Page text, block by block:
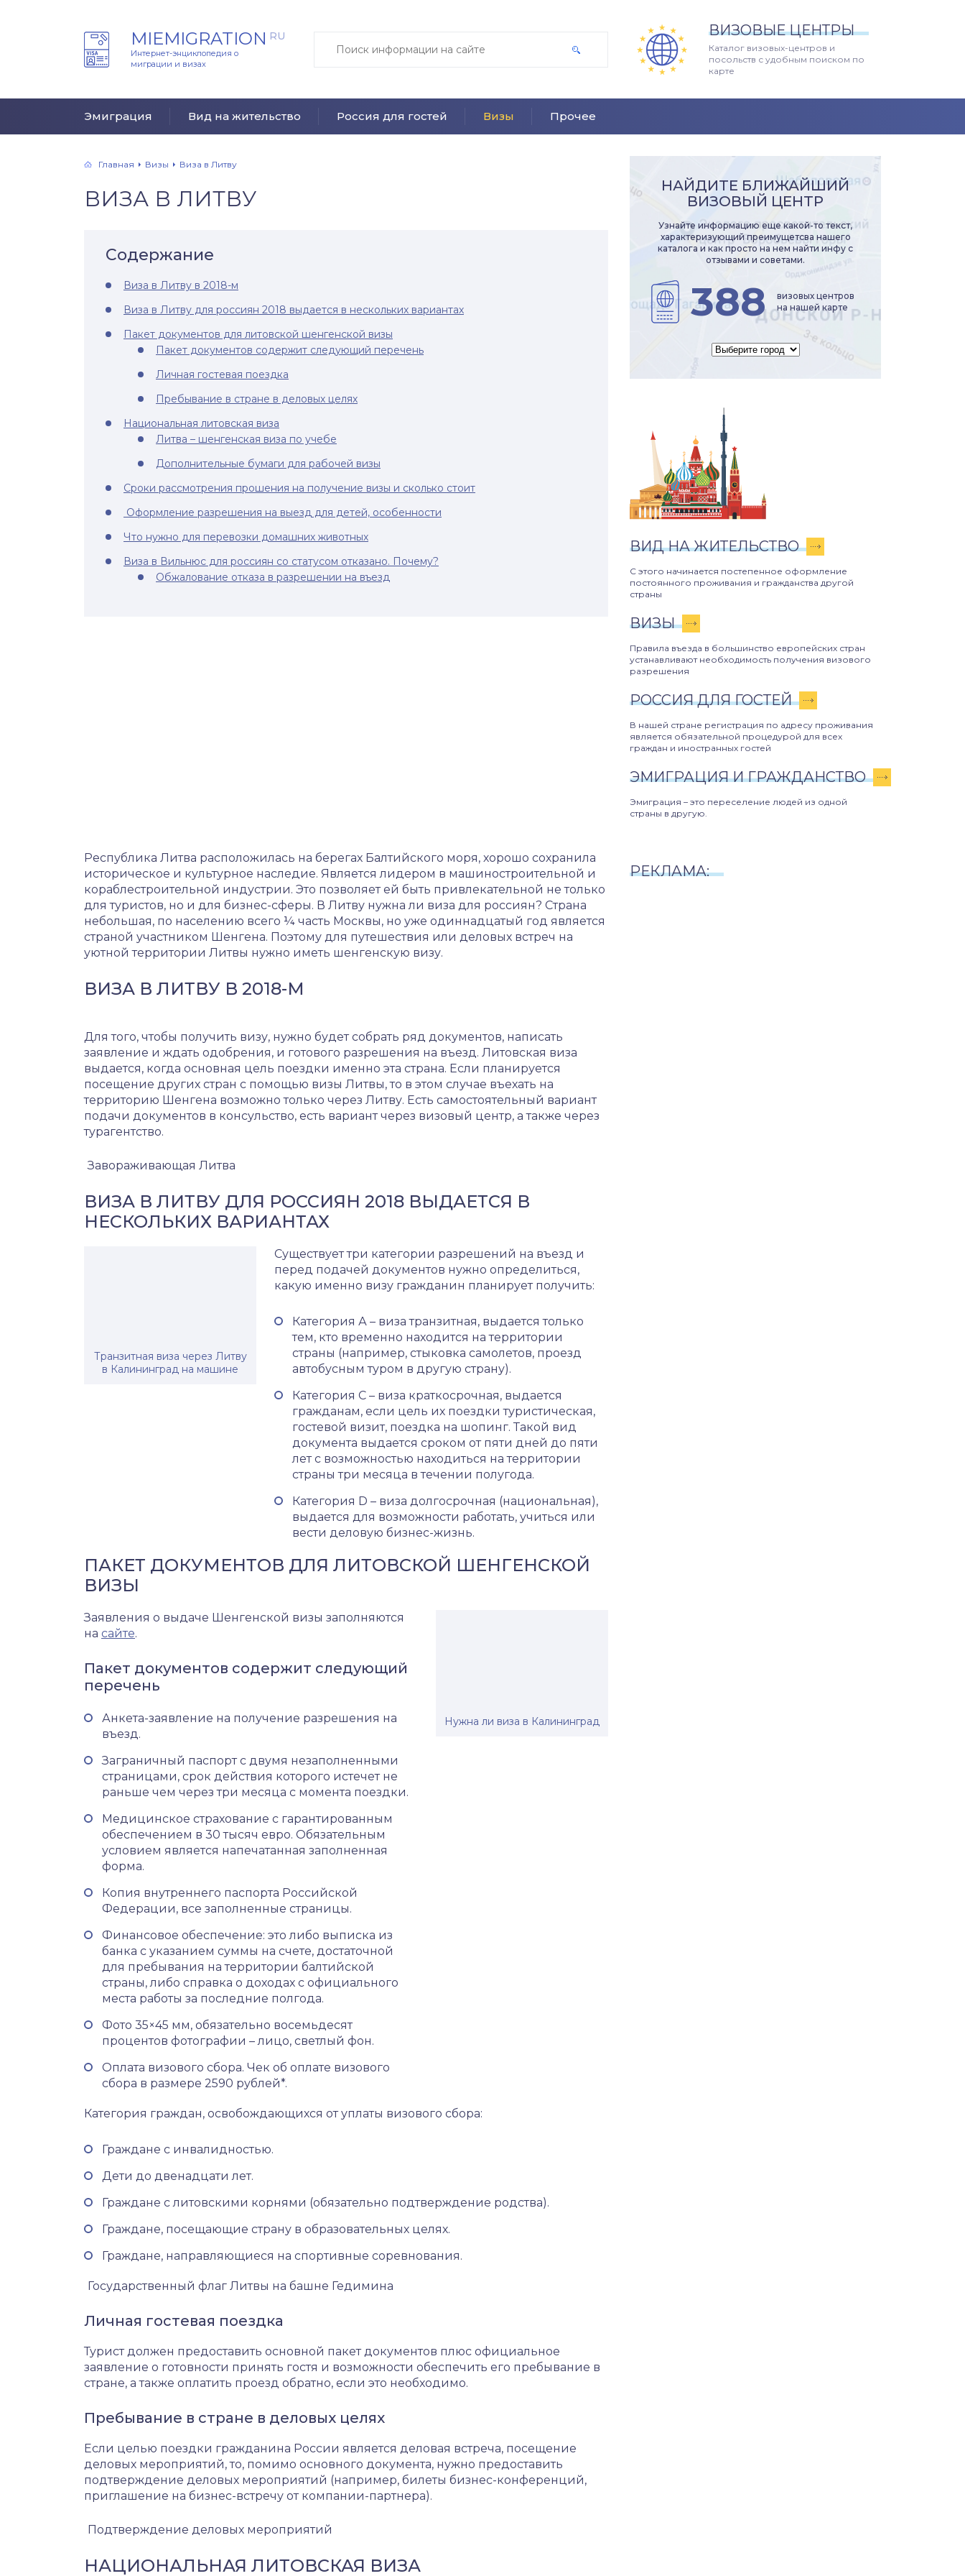
MIEMIGRATION RU
Интернет-энциклопедия о
миграции и визах
ВИЗОВЫЕ ЦЕНТРЫ
Каталог визовых-центров и
посольств с удобным поиском по
карте
Эмиграция Вид на жительство Россия для гостей Визы Прочее
Главная Визы Виза в Литву
ВИЗА В ЛИТВУ
Содержание
Виза в Литву в 2018-м
Виза в Литву для россиян 2018 выдается в нескольких вариантах
Пакет документов для литовской шенгенской визы
Пакет документов содержит следующий перечень
Личная гостевая поездка
Пребывание в стране в деловых целях
Национальная литовская виза
Литва – шенгенская виза по учебе
Дополнительные бумаги для рабочей визы
Сроки рассмотрения прошения на получение визы и сколько стоит
Оформление разрешения на выезд для детей, особенности
Что нужно для перевозки домашних животных
Виза в Вильнюс для россиян со статусом отказано. Почему?
Обжалование отказа в разрешении на въезд
Республика Литва расположилась на берегах Балтийского моря, хорошо сохранила
историческое и культурное наследие. Является лидером в машиностроительной и
кораблестроительной индустрии. Это позволяет ей быть привлекательной не только
для туристов, но и для бизнес-сферы. В Литву нужна ли виза для россиян? Страна
небольшая, по населению всего ¼ часть Москвы, но уже одиннадцатый год является
страной участником Шенгена. Поэтому для путешествия или деловых встреч на
уютной территории Литвы нужно иметь шенгенскую визу.
ВИЗА В ЛИТВУ В 2018-М
Для того, чтобы получить визу, нужно будет собрать ряд документов, написать
заявление и ждать одобрения, и готового разрешения на въезд. Литовская виза
выдается, когда основная цель поездки именно эта страна. Если планируется
посещение других стран с помощью визы Литвы, то в этом случае въехать на
территорию Шенгена возможно только через Литву. Есть самостоятельный вариант
подачи документов в консульство, есть вариант через визовый центр, а также через
турагентство.
Завораживающая Литва
ВИЗА В ЛИТВУ ДЛЯ РОССИЯН 2018 ВЫДАЕТСЯ В
НЕСКОЛЬКИХ ВАРИАНТАХ
Транзитная виза через Литву
в Калининград на машине
Существует три категории разрешений на въезд и
перед подачей документов нужно определиться,
какую именно визу гражданин планирует получить:
Категория А – виза транзитная, выдается только
тем, кто временно находится на территории
страны (например, стыковка самолетов, проезд
автобусным туром в другую страну).
Категория С – виза краткосрочная, выдается
гражданам, если цель их поездки туристическая,
гостевой визит, поездка на шопинг. Такой вид
документа выдается сроком от пяти дней до пяти
лет с возможностью находиться на территории
страны три месяца в течении полугода.
Категория D – виза долгосрочная (национальная),
выдается для возможности работать, учиться или
вести деловую бизнес-жизнь.
ПАКЕТ ДОКУМЕНТОВ ДЛЯ ЛИТОВСКОЙ ШЕНГЕНСКОЙ
ВИЗЫ
Нужна ли виза в Калининград
Заявления о выдаче Шенгенской визы заполняются
на сайте.
Пакет документов содержит следующий
перечень
Анкета-заявление на получение разрешения на
въезд.
Заграничный паспорт с двумя незаполненными
страницами, срок действия которого истечет не
раньше чем через три месяца с момента поездки.
Медицинское страхование с гарантированным
обеспечением в 30 тысяч евро. Обязательным
условием является напечатанная заполненная
форма.
Копия внутреннего паспорта Российской
Федерации, все заполненные страницы.
Финансовое обеспечение: это либо выписка из
банка с указанием суммы на счете, достаточной
для пребывания на территории балтийской
страны, либо справка о доходах с официального
места работы за последние полгода.
Фото 35×45 мм, обязательно восемьдесят
процентов фотографии – лицо, светлый фон.
Оплата визового сбора. Чек об оплате визового
сбора в размере 2590 рублей*.
Категория граждан, освобождающихся от уплаты визового сбора:
Граждане с инвалидностью.
Дети до двенадцати лет.
Граждане с литовскими корнями (обязательно подтверждение родства).
Граждане, посещающие страну в образовательных целях.
Граждане, направляющиеся на спортивные соревнования.
Государственный флаг Литвы на башне Гедимина
Личная гостевая поездка
Турист должен предоставить основной пакет документов плюс официальное
заявление о готовности принять гостя и возможности обеспечить его пребывание в
стране, а также оплатить проезд обратно, если это необходимо.
Пребывание в стране в деловых целях
Если целью поездки гражданина России является деловая встреча, посещение
деловых мероприятий, то, помимо основного документа, нужно предоставить
подтверждение деловых мероприятий (например, билеты бизнес-конференций,
приглашение на бизнес-встречу от компании-партнера).
Подтверждение деловых мероприятий
НАЦИОНАЛЬНАЯ ЛИТОВСКАЯ ВИЗА
НАЙДИТЕ БЛИЖАЙШИЙ
ВИЗОВЫЙ ЦЕНТР
Узнайте информацию еще какой-то текст,
характеризующий преимущетсва нашего
каталога и как просто на нем найти инфу с
отзывами и советами.
388
визовых центров
на нашей карте
ВИД НА ЖИТЕЛЬСТВО
С этого начинается постепенное оформление
постоянного проживания и гражданства другой
страны
ВИЗЫ
Правила въезда в большинство европейских стран
устанавливают необходимость получения визового
разрешения
РОССИЯ ДЛЯ ГОСТЕЙ
В нашей стране регистрация по адресу проживания
является обязательной процедурой для всех
граждан и иностранных гостей
ЭМИГРАЦИЯ И ГРАЖДАНСТВО
Эмиграция – это переселение людей из одной
страны в другую.
РЕКЛАМА: